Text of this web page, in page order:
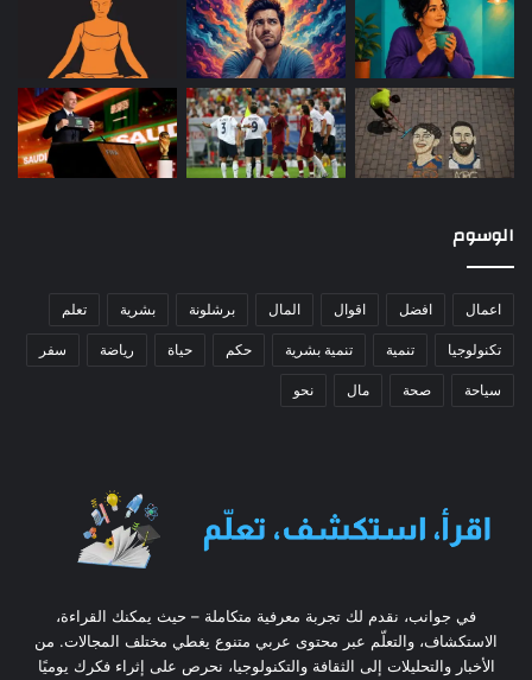
الوسوم
اعمال افضل اقوال المال برشلونة بشرية تعلم
تكنولوجيا تنمية تنمية بشرية حكم حياة رياضة سفر
سياحة صحة مال نحو
في جوانب، نقدم لك تجربة معرفية متكاملة – حيث يمكنك القراءة،
الاستكشاف، والتعلّم عبر محتوى عربي متنوع يغطي مختلف المجالات. من
الأخبار والتحليلات إلى الثقافة والتكنولوجيا، نحرص على إثراء فكرك يوميًا